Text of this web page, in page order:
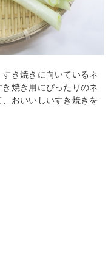
き焼きに向いているネ
焼き用にぴったりのネ
おいいしいすき焼きを